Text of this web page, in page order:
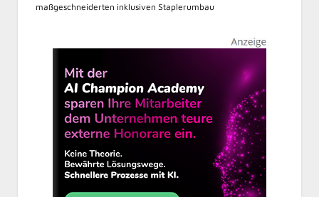
maßgeschneiderten inklusiven Staplerumbau